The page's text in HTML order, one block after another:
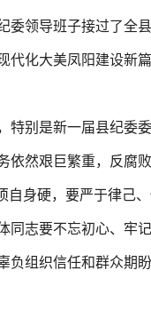
领导班子接过了全
化大美凤阳建设
别是新一届县纪
然艰巨繁重，反
身硬，要严于律己
志要不忘初心、
组织信任和群众